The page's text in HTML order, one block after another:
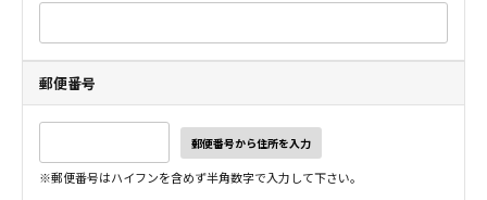
郵便番号
郵便番号から住所を入力
※郵便番号はハイフンを含めず半角数字で入力して下さい。